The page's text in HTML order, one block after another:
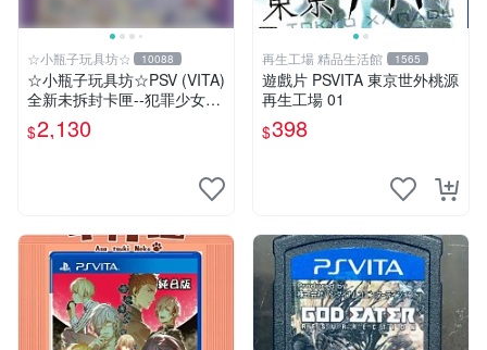
☆小瓶子玩具坊☆ 10088
☆小瓶子玩具坊☆PSV (VITA)
全新未拆封卡匣--犯罪少女2
《Criminal Girls 2》限定版
(日版)
$2,130
再生工場 精品生活館 1565
遊戲片 PSVITA 東京世外桃源
再生工場 01
$398